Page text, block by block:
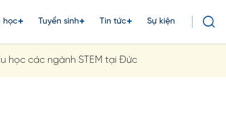
học Tuyển sinh Tin tức Sự kiện
học các ngành STEM tại Đức